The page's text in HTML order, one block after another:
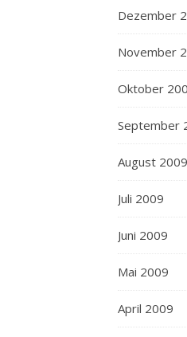
Dezember
November
Oktober
September
August 2009
Juli 2009
Juni 2009
Mai 2009
April 2009